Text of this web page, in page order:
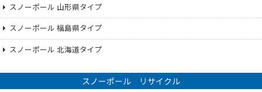
スノーポール 山形県タイプ
スノーポール 福島県タイプ
スノーポール 北海道タイプ
スノーポール リサイクル